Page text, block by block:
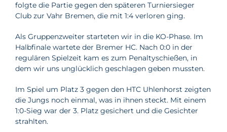
folgte die Partie gegen den späteren Turniersieger
Club zur Vahr Bremen, die mit 1:4 verloren ging.
Als Gruppenzweiter starteten wir in die KO-Phase. Im
Halbfinale wartete der Bremer HC. Nach 0:0 in der
regulären Spielzeit kam es zum Penaltyschießen, in
dem wir uns unglücklich geschlagen geben mussten.
Im Spiel um Platz 3 gegen den HTC Uhlenhorst zeigten
die Jungs noch einmal, was in ihnen steckt. Mit einem
1:0-Sieg war der 3. Platz gesichert und die Gesichter
strahlten.